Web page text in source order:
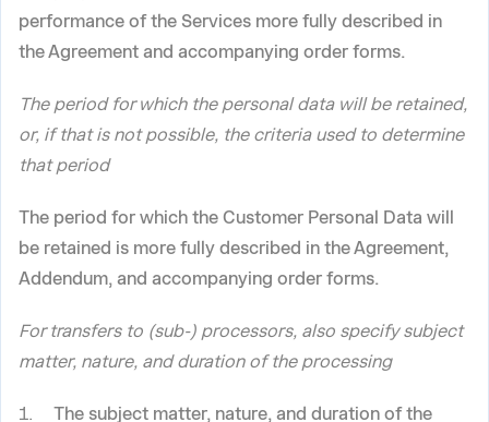
performance of the Services more fully described in
the Agreement and accompanying order forms.
The period for which the personal data will be retained,
or, if that is not possible, the criteria used to determine
that period
The period for which the Customer Personal Data will
be retained is more fully described in the Agreement,
Addendum, and accompanying order forms.
For transfers to (sub-) processors, also specify subject
matter, nature, and duration of the processing
The subject matter, nature, and duration of the